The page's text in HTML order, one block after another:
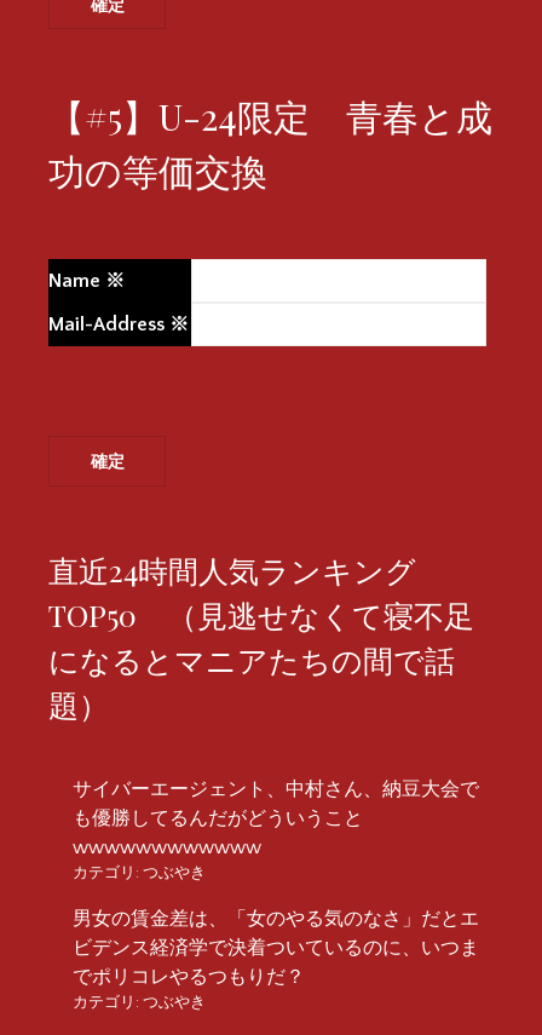
【#5】U-24限定 青春と成
功の等価交換
Name ※
Mail-Address ※
直近24時間人気ランキング
TOP50 （見逃せなくて寝不足
になるとマニアたちの間で話
題）
サイバーエージェント、中村さん、納豆大会で
も優勝してるんだがどういうこと
wwwwwwwwwwww
カテゴリ: つぶやき
男女の賃金差は、「女のやる気のなさ」だとエ
ビデンス経済学で決着ついているのに、いつま
でポリコレやるつもりだ？
カテゴリ: つぶやき